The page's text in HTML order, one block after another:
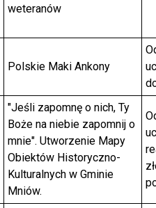
weteranów
Polskie Maki Ankony
"Jeśli zapomnę o nich, Ty
Boże na niebie zapomnij o
mnie". Utworzenie Mapy
Obiektów Historyczno-
Kulturalnych w Gminie
Mniów.